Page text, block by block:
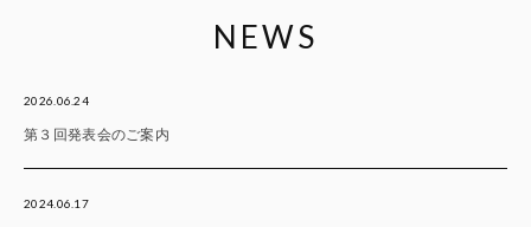
NEWS
2026.06.24
第３回発表会のご案内
2024.06.17